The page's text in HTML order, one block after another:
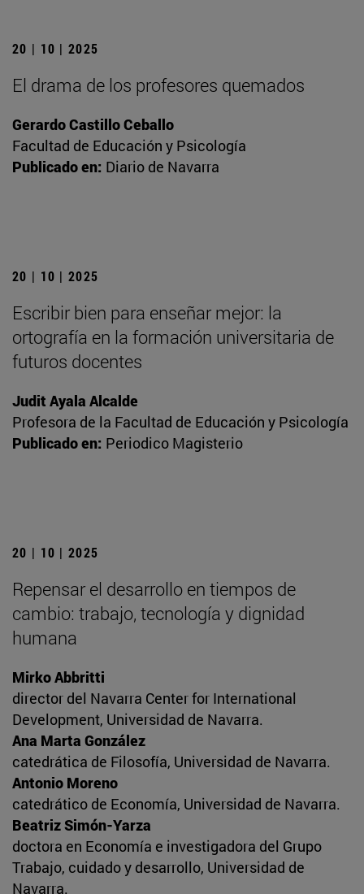
20 | 10 | 2025
El drama de los profesores quemados
Gerardo Castillo Ceballo
Facultad de Educación y Psicología
Publicado en: Diario de Navarra
20 | 10 | 2025
Escribir bien para enseñar mejor: la
ortografía en la formación universitaria de
futuros docentes
Judit Ayala Alcalde
Profesora de la Facultad de Educación y Psicología
Publicado en: Periodico Magisterio
20 | 10 | 2025
Repensar el desarrollo en tiempos de
cambio: trabajo, tecnología y dignidad
humana
Mirko Abbritti
director del Navarra Center for International
Development, Universidad de Navarra.
Ana Marta González
catedrática de Filosofía, Universidad de Navarra.
Antonio Moreno
catedrático de Economía, Universidad de Navarra.
Beatriz Simón-Yarza
doctora en Economía e investigadora del Grupo
Trabajo, cuidado y desarrollo, Universidad de
Navarra.